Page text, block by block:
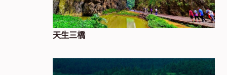
天生三橋